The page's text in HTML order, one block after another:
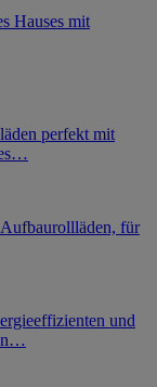
Hauses mit
perfekt mit
für
und